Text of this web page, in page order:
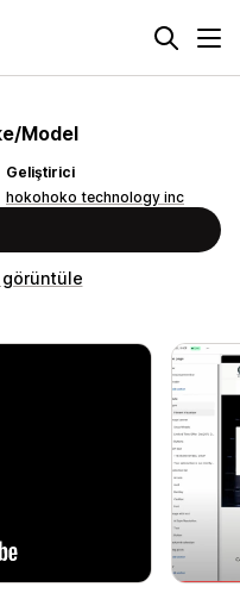
Model
Geliştirici
hokohoko technology inc
görüntüle